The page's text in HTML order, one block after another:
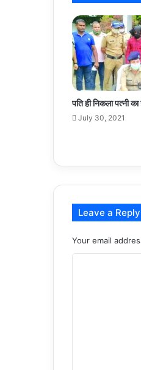
पति ही निकला पत्नी का
July 30, 2021
Leave a Reply
Your email